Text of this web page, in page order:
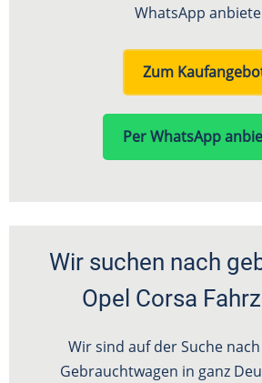
WhatsApp
Zum
Per WhatsApp
Wir suchen nach
Opel Corsa
Wir sind auf der Suche
Gebrauchtwagen in ganz